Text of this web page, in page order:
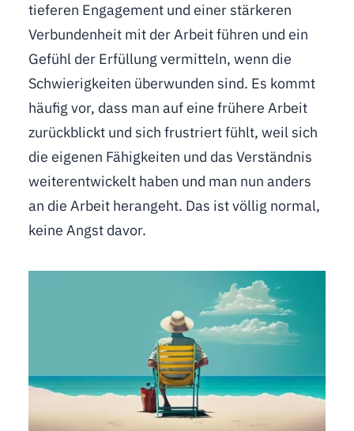
tieferen Engagement und einer stärkeren
Verbundenheit mit der Arbeit führen und ein
Gefühl der Erfüllung vermitteln, wenn die
Schwierigkeiten überwunden sind. Es kommt
häufig vor, dass man auf eine frühere Arbeit
zurückblickt und sich frustriert fühlt, weil sich
die eigenen Fähigkeiten und das Verständnis
weiterentwickelt haben und man nun anders
an die Arbeit herangeht. Das ist völlig normal,
keine Angst davor.